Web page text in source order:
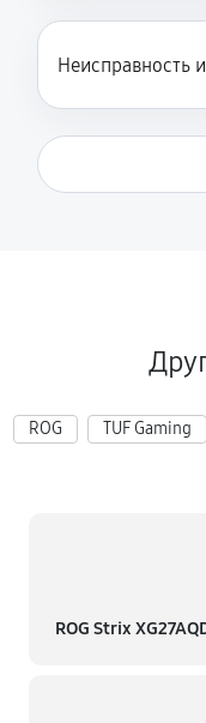
Неисправность
ROG TUF Gaming
ROG Strix